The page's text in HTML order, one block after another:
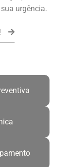
urgência.